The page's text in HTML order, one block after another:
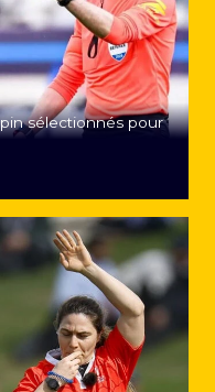
sélectionnés pour